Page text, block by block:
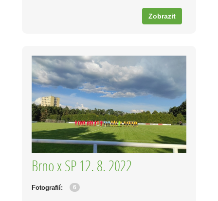
Zobrazit
Brno x SP 12. 8. 2022
Fotografií: 6